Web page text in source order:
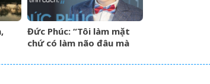
Đức Phúc: “Tôi làm mặt
chứ có làm não đâu mà
tính cách”!